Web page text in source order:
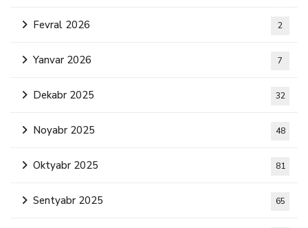
Fevral 2026 2
Yanvar 2026 7
Dekabr 2025 32
Noyabr 2025 48
Oktyabr 2025 81
Sentyabr 2025 65